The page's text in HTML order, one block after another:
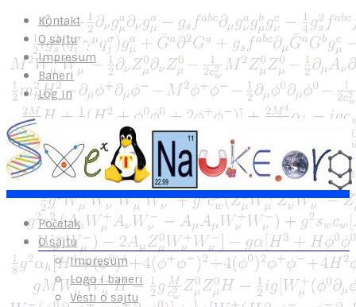
Kontakt
O sajtu
Impresum
Baneri
Log in
Početak
O sajtu
Impresum
Logo i baneri
Vesti o sajtu